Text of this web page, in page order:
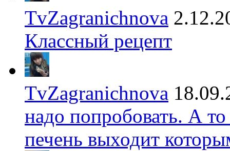
TvZagranichnova
Классный рецепт
TvZagranichnova
надо попробовать. А
печень выходит